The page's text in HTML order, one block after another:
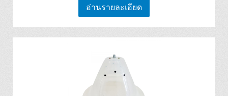
อ่านรายละเอียด